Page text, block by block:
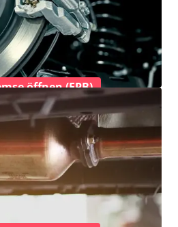
öffnen (EPB)